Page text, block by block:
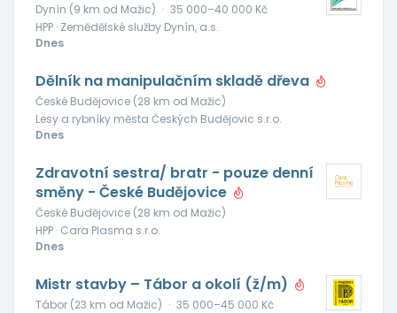
Dynín (9 km od Mažic) · 35 000–40 000 Kč
HPP · Zemědělské služby Dynín, a.s.
Dnes
Dělník na manipulačním skladě dřeva
České Budějovice (28 km od Mažic)
Lesy a rybníky města Českých Budějovic s.r.o.
Dnes
Zdravotní sestra/ bratr - pouze denní
směny - České Budějovice
České Budějovice (28 km od Mažic)
HPP · Cara Plasma s.r.o.
Dnes
Mistr stavby – Tábor a okolí (ž/m)
Tábor (23 km od Mažic) · 35 000–45 000 Kč